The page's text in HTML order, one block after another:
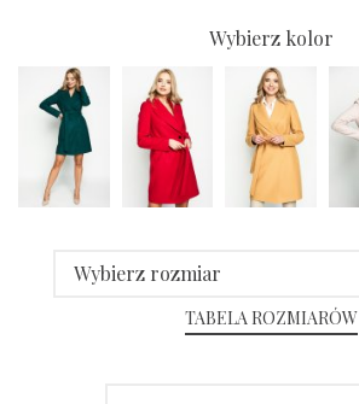
Wybierz kolor
Wybierz rozmiar
TABELA ROZMIARÓW